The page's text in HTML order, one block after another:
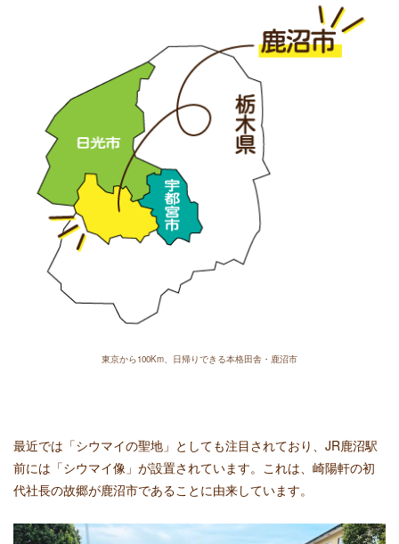
東京から100Km、日帰りできる本格田舎・鹿沼市
最近では「シウマイの聖地」としても注目されており、JR鹿沼駅
前には「シウマイ像」が設置されています。これは、崎陽軒の初
代社長の故郷が鹿沼市であることに由来しています。